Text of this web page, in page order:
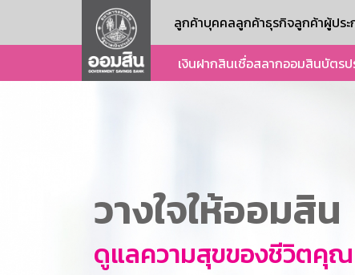
ลูกค้าบุคคลลูกค้าธุรกิจลูกค้าผู้ปร
เงินฝากสินเชื่อสลากออมสินบัตร
วางใจให้ออมสิน
ดูแลความสุขของชีวิตคุณ